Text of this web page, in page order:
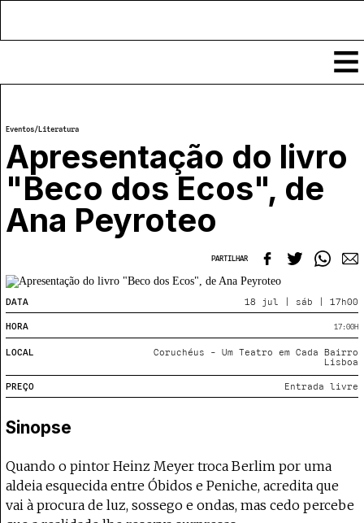
Notícias
Classificados
Ver todos
Enviar
Agenda
Espetáculos
Por Localidade
Locais
Submeter Eventos
Crítica
COFFEELABS
Cursos Curtos
Formadores
Recursos
Publicações
Sobre
Estatuto Editorial
Política de privacidade
Política de privacidade - App
Coffeelabs Cursos curtos
o Coffeepaste e ajuda-nos a chegar mais longe.Mantém viva a cultura independente —
Apoiar
Eventos/Literatura
Apresentação do livro
"Beco dos Ecos", de
Ana Peyroteo
PARTILHAR
DATA 18 jul | sáb | 17h00
HORA 17:00H
LOCAL
Coruchéus - Um Teatro em Cada Bairro
Lisboa
PREÇO Entrada livre
Sinopse
Quando o pintor Heinz Meyer troca Berlim por uma
aldeia esquecida entre Óbidos e Peniche, acredita que
vai à procura de luz, sossego e ondas, mas cedo percebe